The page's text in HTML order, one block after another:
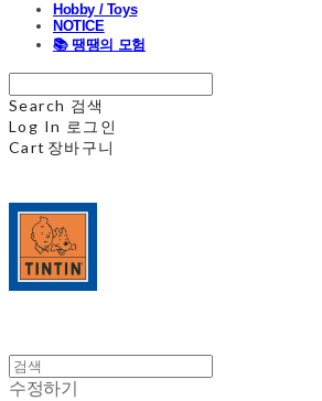
Hobby / Toys
NOTICE
📚 땡땡의 모험
Search 검색
Log In 로그인
Cart 장바구니
수정하기